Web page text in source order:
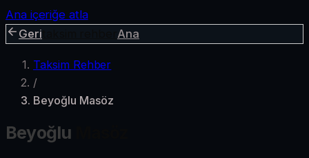
Ana içeriğe atla
Geri
Ana
Taksim Rehber
/
Beyoğlu Masöz
Beyoğlu